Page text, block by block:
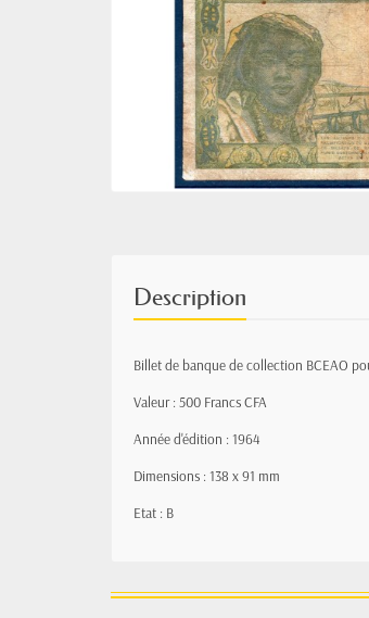
Description
Billet de banque de collection BCEAO
Valeur : 500 Francs CFA
Année d'édition : 1964
Dimensions : 138 x 91 mm
Etat : B